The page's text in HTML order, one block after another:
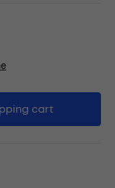
desired
cart